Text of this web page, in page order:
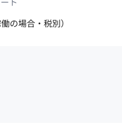
の場合・税別）